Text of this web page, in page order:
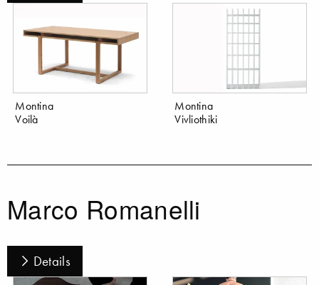
Montina
Voilà
Montina
Vivliothiki
Marco Romanelli
Details